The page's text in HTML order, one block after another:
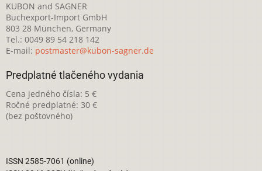
KUBON and SAGNER
Buchexport-Import GmbH
803 28 München, Germany
Tel.: 0049 89 54 218 142
E-mail: postmaster@kubon-sagner.de
Predplatné tlačeného vydania
Cena jedného čísla: 5 €
Ročné predplatné: 30 €
(bez poštovného)
ISSN 2585-7061 (online)